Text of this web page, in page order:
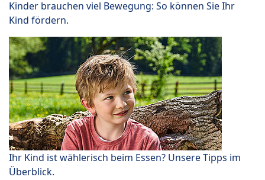
Kinder brauchen viel Bewegung: So können Sie Ihr
Kind fördern.
Ihr Kind ist wählerisch beim Essen? Unsere Tipps im
Überblick.